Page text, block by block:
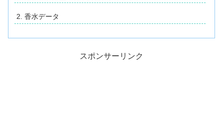
香水データ
スポンサーリンク